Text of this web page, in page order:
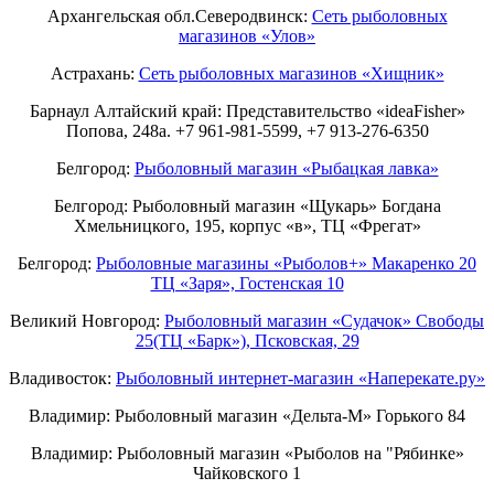
Архангельская обл.Северодвинск: Сеть рыболовных
магазинов «Улов»
Астрахань: Сеть рыболовных магазинов «Хищник»
Барнаул Алтайский край: Представительство «ideaFisher»
Попова, 248а. +7 961-981-5599, +7 913-276-6350
Белгород: Рыболовный магазин «Рыбацкая лавка»
Белгород: Рыболовный магазин «Щукарь» Богдана
Хмельницкого, 195, корпус «в», ТЦ «Фрегат»
Белгород: Рыболовные магазины «Рыболов+» Макаренко 20
ТЦ «Заря», Гостенская 10
Великий Новгород: Рыболовный магазин «Судачок» Свободы
25(ТЦ «Барк»), Псковская, 29
Владивосток: Рыболовный интернет-магазин «Наперекате.ру»
Владимир: Рыболовный магазин «Дельта-М» Горького 84
Владимир: Рыболовный магазин «Рыболов на "Рябинке»
Чайковского 1